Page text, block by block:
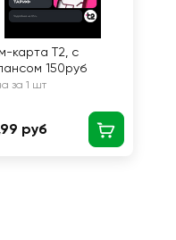
карта T2, с
150руб
за 1 шт
руб